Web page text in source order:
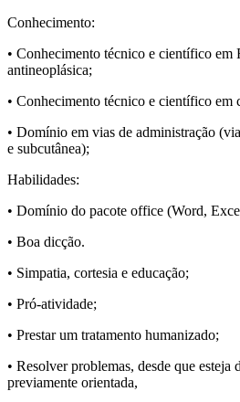
Conhecimento:
• Conhecimento técnico e científico em
antineoplásica;
• Conhecimento técnico e científico em
• Domínio em vias de administração
e subcutânea);
Habilidades:
• Domínio do pacote office (Word,
• Boa dicção.
• Simpatia, cortesia e educação;
• Pró-atividade;
• Prestar um tratamento humanizado;
• Resolver problemas, desde que esteja
previamente orientada,